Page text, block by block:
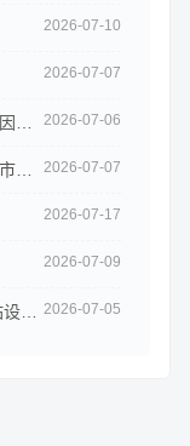
2026-07-10
2026-07-07
2026-07-06
2026-07-07
2026-07-17
2026-07-09
2026-07-05